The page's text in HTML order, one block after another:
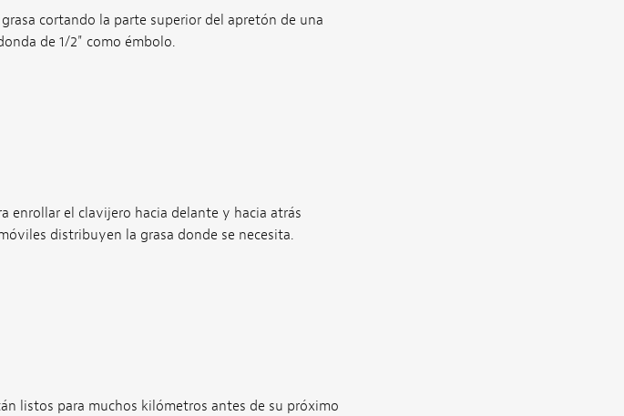
cortando la parte superior del apretón de una
de 1/2" como émbolo.
enrollar el clavijero hacia delante y hacia atrás
distribuyen la grasa donde se necesita.
listos para muchos kilómetros antes de su próximo